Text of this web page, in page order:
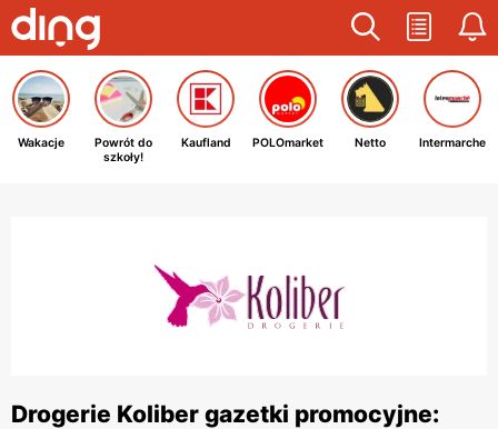
Wakacje
Powrót do
szkoły!
Kaufland POLOmarket Netto Intermarche
Drogerie Koliber gazetki promocyjne: